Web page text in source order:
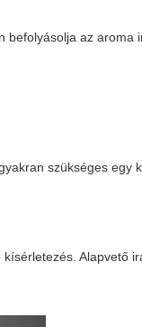
az
szükséges
Alapvető